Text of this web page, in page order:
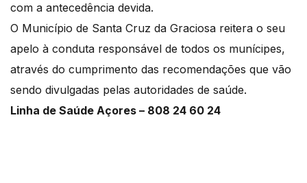
com a antecedência devida.
O Município de Santa Cruz da Graciosa reitera o seu
apelo à conduta responsável de todos os munícipes,
através do cumprimento das recomendações que vão
sendo divulgadas pelas autoridades de saúde.
Linha de Saúde Açores – 808 24 60 24